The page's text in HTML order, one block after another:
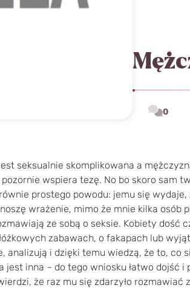
0
seksualnie skomplikowana a
wspiera tezę. No bo skoro sam
prostego powodu: jemu się
wrażenie, mimo że mnie kilka osób
ze sobą o seksie. Kobiety dość
zabawach, o fakapach lub
analizują i dzięki temu wiedzą, że to, co
jest inna – do tego wniosku łatwo dojść i
że raz mu się zdarzyło rozmawiać